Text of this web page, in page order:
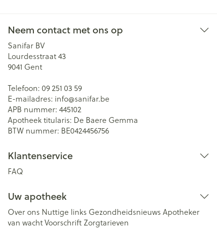
Neem contact met ons op
Sanifar BV
Lourdesstraat 43
9041 Gent
Telefoon: 09 251 03 59
E-mailadres: info@sanifar.be
APB nummer: 445102
Apotheek titularis: De Baere Gemma
BTW nummer: BE0424456756
Klantenservice
FAQ
Uw apotheek
Over ons Nuttige links Gezondheidsnieuws Apotheker
van wachtVoorschriftZorgtarieven